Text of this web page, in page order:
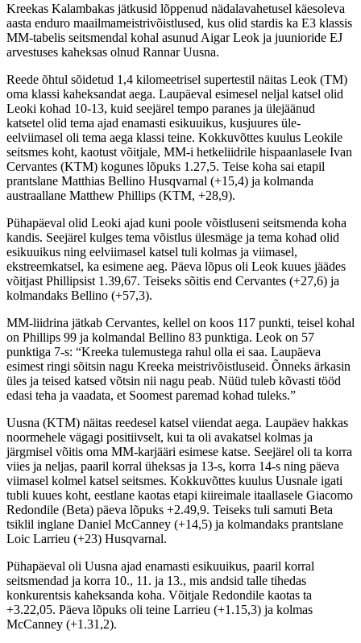
Kreekas Kalambakas jätkusid lõppenud nädalavahetusel käesoleva
aasta enduro maailmameistrivõistlused, kus olid stardis ka E3 klassis
MM-tabelis seitsmendal kohal asunud Aigar Leok ja juunioride EJ
arvestuses kaheksas olnud Rannar Uusna.
Reede õhtul sõidetud 1,4 kilomeetrisel supertestil näitas Leok (TM)
oma klassi kaheksandat aega. Laupäeval esimesel neljal katsel olid
Leoki kohad 10-13, kuid seejärel tempo paranes ja ülejäänud
katsetel olid tema ajad enamasti esikuuikus, kusjuures üle-
eelviimasel oli tema aega klassi teine. Kokkuvõttes kuulus Leokile
seitsmes koht, kaotust võitjale, MM-i hetkeliidrile hispaanlasele Ivan
Cervantes (KTM) kogunes lõpuks 1.27,5. Teise koha sai etapil
prantslane Matthias Bellino Husqvarnal (+15,4) ja kolmanda
austraallane Matthew Phillips (KTM, +28,9).
Pühapäeval olid Leoki ajad kuni poole võistluseni seitsmenda koha
kandis. Seejärel kulges tema võistlus ülesmäge ja tema kohad olid
esikuuikus ning eelviimasel katsel tuli kolmas ja viimasel,
ekstreemkatsel, ka esimene aeg. Päeva lõpus oli Leok kuues jäädes
võitjast Phillipsist 1.39,67. Teiseks sõitis end Cervantes (+27,6) ja
kolmandaks Bellino (+57,3).
MM-liidrina jätkab Cervantes, kellel on koos 117 punkti, teisel kohal
on Phillips 99 ja kolmandal Bellino 83 punktiga. Leok on 57
punktiga 7-s: “Kreeka tulemustega rahul olla ei saa. Laupäeva
esimest ringi sõitsin nagu Kreeka meistrivõistluseid. Õnneks ärkasin
üles ja teised katsed võtsin nii nagu peab. Nüüd tuleb kõvasti tööd
edasi teha ja vaadata, et Soomest paremad kohad tuleks.”
Uusna (KTM) näitas reedesel katsel viiendat aega. Laupäev hakkas
noormehele vägagi positiivselt, kui ta oli avakatsel kolmas ja
järgmisel võitis oma MM-karjääri esimese katse. Seejärel oli ta korra
viies ja neljas, paaril korral üheksas ja 13-s, korra 14-s ning päeva
viimasel kolmel katsel seitsmes. Kokkuvõttes kuulus Uusnale igati
tubli kuues koht, eestlane kaotas etapi kiireimale itaallasele Giacomo
Redondile (Beta) päeva lõpuks +2.49,9. Teiseks tuli samuti Beta
tsiklil inglane Daniel McCanney (+14,5) ja kolmandaks prantslane
Loic Larrieu (+23) Husqvarnal.
Pühapäeval oli Uusna ajad enamasti esikuuikus, paaril korral
seitsmendad ja korra 10., 11. ja 13., mis andsid talle tihedas
konkurentsis kaheksanda koha. Võitjale Redondile kaotas ta
+3.22,05. Päeva lõpuks oli teine Larrieu (+1.15,3) ja kolmas
McCanney (+1.31,2).